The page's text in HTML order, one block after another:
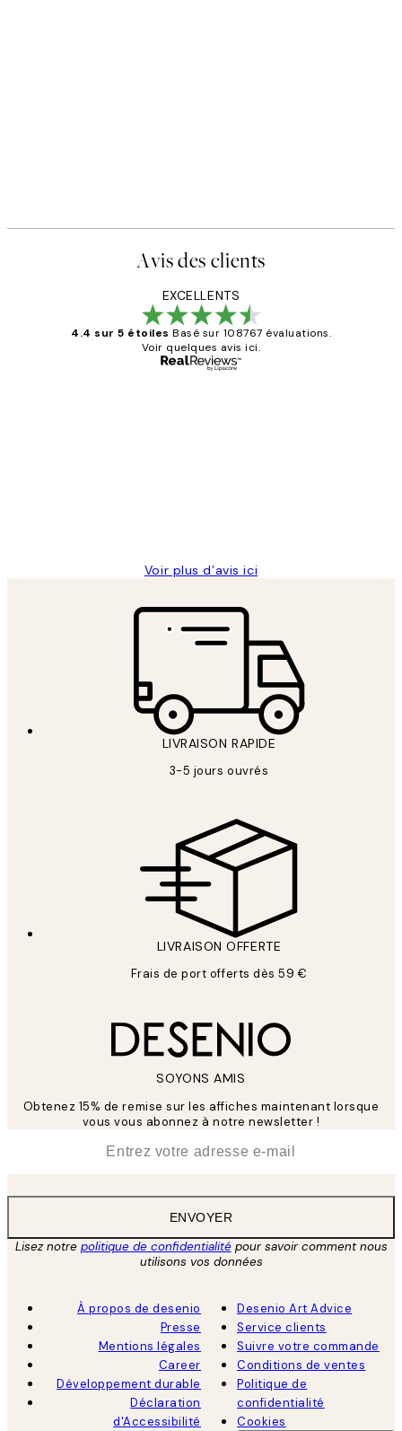
Avis des clients
EXCELLENTS
4.4 sur 5 étoiles Basé sur 108767 évaluations.
Voir quelques avis ici.
Voir plus d’avis ici
LIVRAISON RAPIDE
3-5 jours ouvrés
LIVRAISON OFFERTE
Frais de port offerts dès 59 €
SOYONS AMIS
Obtenez 15% de remise sur les affiches maintenant lorsque
vous vous abonnez à notre newsletter !
ENVOYER
Lisez notre politique de confidentialitépour savoir comment nous
utilisons vos données
À propos de desenio
Presse
Mentions légales
Career
Développement durable
Déclaration
d'Accessibilité
Desenio Art Advice
Service clients
Suivre votre commande
Conditions de ventes
Politique de
confidentialité
Cookies